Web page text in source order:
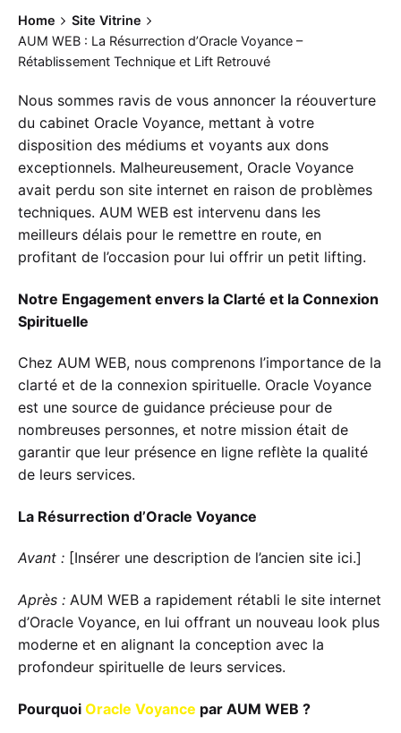
Home
Site Vitrine
AUM WEB : La Résurrection d’Oracle Voyance –
Rétablissement Technique et Lift Retrouvé
Nous sommes ravis de vous annoncer la réouverture
du cabinet Oracle Voyance, mettant à votre
disposition des médiums et voyants aux dons
exceptionnels. Malheureusement, Oracle Voyance
avait perdu son site internet en raison de problèmes
techniques. AUM WEB est intervenu dans les
meilleurs délais pour le remettre en route, en
profitant de l’occasion pour lui offrir un petit lifting.
Notre Engagement envers la Clarté et la Connexion
Spirituelle
Chez AUM WEB, nous comprenons l’importance de la
clarté et de la connexion spirituelle. Oracle Voyance
est une source de guidance précieuse pour de
nombreuses personnes, et notre mission était de
garantir que leur présence en ligne reflète la qualité
de leurs services.
La Résurrection d’Oracle Voyance
Avant : [Insérer une description de l’ancien site ici.]
Après : AUM WEB a rapidement rétabli le site internet
d’Oracle Voyance, en lui offrant un nouveau look plus
moderne et en alignant la conception avec la
profondeur spirituelle de leurs services.
Pourquoi Oracle Voyance par AUM WEB ?